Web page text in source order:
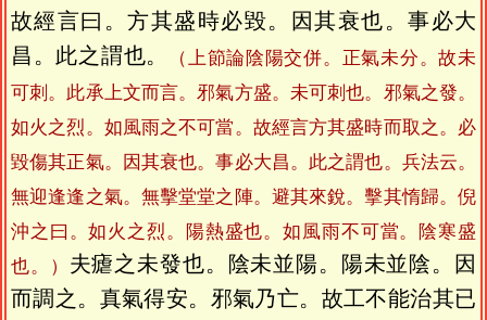
故經言曰。方其盛時必毀。因其衰也。事必大
昌。此之謂也。
（上節論陰陽交併。正氣未分。故未
可刺。此承上文而言。邪氣方盛。未可刺也。邪氣之發。
如火之烈。如風雨之不可當。故經言方其盛時而取之。必
毀傷其正氣。因其衰也。事必大昌。此之謂也。兵法云。
無迎逢逢之氣。無擊堂堂之陣。避其來銳。擊其惰歸。倪
沖之曰。如火之烈。陽熱盛也。如風雨不可當。陰寒盛
也。） 夫瘧之未發也。陰未並陽。陽未並陰。因
而調之。真氣得安。邪氣乃亡。故工不能治其已